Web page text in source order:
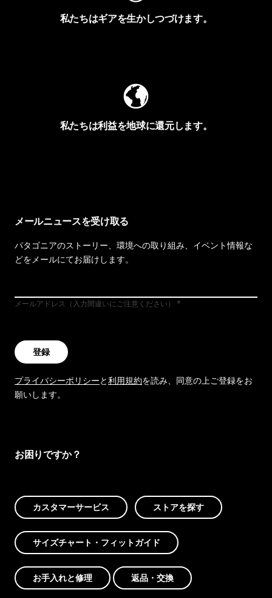
私たちはギアを生かしつづけます。
私たちは利益を地球に還元します。
メールニュースを受け取る
パタゴニアのストーリー、環境への取り組み、イベント情報な
どをメールにてお届けします。
メールアドレス（入力間違いにご注意ください）
登録
プライバシーポリシーと利用規約を読み、同意の上ご登録をお
願いします。
お困りですか？
カスタマーサービス ストアを探す
サイズチャート・フィットガイド
お手入れと修理 返品・交換